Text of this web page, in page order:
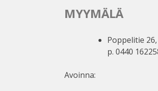
MYYMÄLÄ
Poppelitie
p. 0440
Avoinna: